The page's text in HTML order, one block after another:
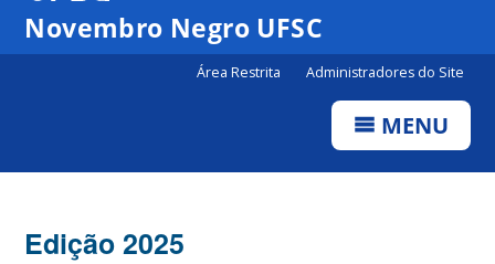
Novembro Negro UFSC
Área Restrita Administradores do Site
MENU
Edição 2025